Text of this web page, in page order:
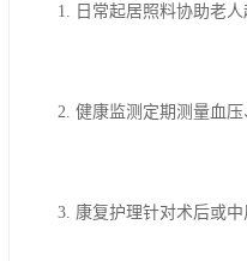
1. 日常起居照料协助老
2. 健康监测定期测量血
3. 康复护理针对术后或